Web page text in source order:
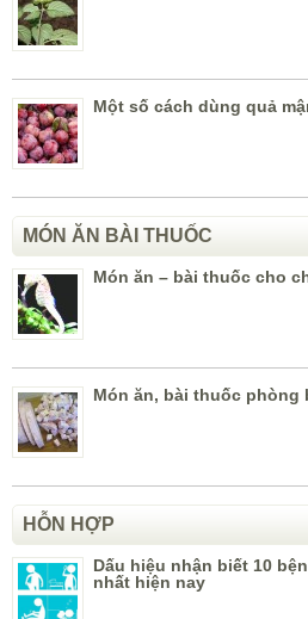
Một số cách dùng quả
MÓN ĂN BÀI THUỐC
Món ăn – bài thuốc cho
Món ăn, bài thuốc phòng
HỖN HỢP
Dấu hiệu nhận biết 10
nhất hiện nay